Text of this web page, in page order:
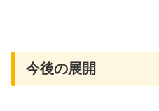
今後の展開